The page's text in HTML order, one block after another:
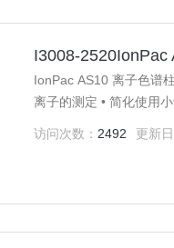
I3008-2520IonPac
IonPac AS10 离子色谱
离子的测定 • 简化使用
访问次数： 2492 更新日